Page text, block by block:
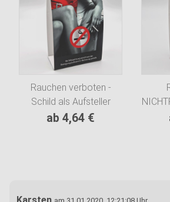
Rauchen verboten -
Schild als Aufsteller
ab 4,64 €